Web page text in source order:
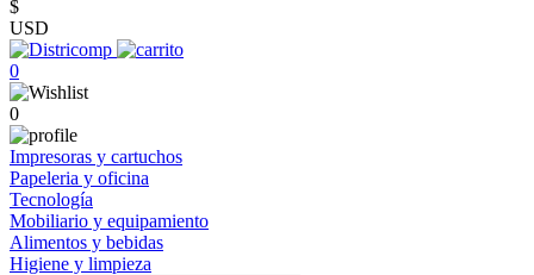
$
USD
0
0
Impresoras y cartuchos
Papeleria y oficina
Tecnología
Mobiliario y equipamiento
Alimentos y bebidas
Higiene y limpieza